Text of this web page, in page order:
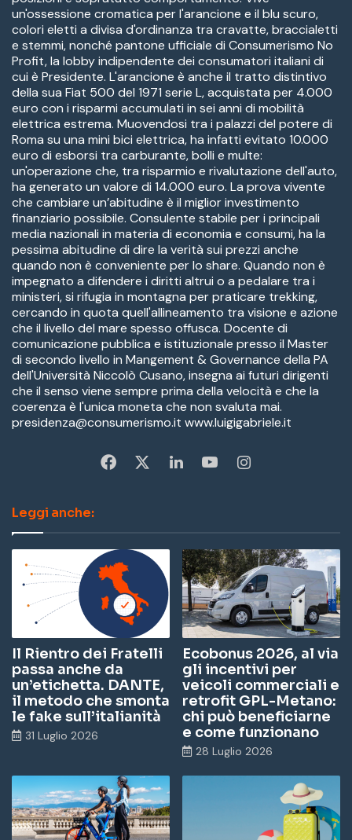
un'ossessione cromatica per l'arancione e il blu scuro,
colori eletti a divisa d'ordinanza tra cravatte, braccialetti
e stemmi, nonché pantone ufficiale di Consumerismo No
Profit, la lobby indipendente dei consumatori italiani di
cui è Presidente. L'arancione è anche il tratto distintivo
della sua Fiat 500 del 1971 serie L, acquistata per 4.000
euro con i risparmi accumulati in sei anni di mobilità
elettrica estrema. Muovendosi tra i palazzi del potere di
Roma su una mini bici elettrica, ha infatti evitato 10.000
euro di esborsi tra carburante, bolli e multe:
un'operazione che, tra risparmio e rivalutazione dell'auto,
ha generato un valore di 14.000 euro. La prova vivente
che cambiare un’abitudine è il miglior investimento
finanziario possibile. Consulente stabile per i principali
media nazionali in materia di economia e consumi, ha la
pessima abitudine di dire la verità sui prezzi anche
quando non è conveniente per lo share. Quando non è
impegnato a difendere i diritti altrui o a pedalare tra i
ministeri, si rifugia in montagna per praticare trekking,
cercando in quota quell'allineamento tra visione e azione
che il livello del mare spesso offusca. Docente di
comunicazione pubblica e istituzionale presso il Master
di secondo livello in Mangement & Governance della PA
dell'Università Niccolò Cusano, insegna ai futuri dirigenti
che il senso viene sempre prima della velocità e che la
coerenza è l'unica moneta che non svaluta mai.
presidenza@consumerismo.it www.luigigabriele.it
ok
In
be
ra
m
Leggi anche:
Il Rientro dei Fratelli
passa anche da
un’etichetta. DANTE,
il metodo che smonta
le fake sull’italianità
31 Luglio 2026
Ecobonus 2026, al via
gli incentivi per
veicoli commerciali e
retrofit GPL-Metano:
chi può beneficiarne
e come funzionano
28 Luglio 2026